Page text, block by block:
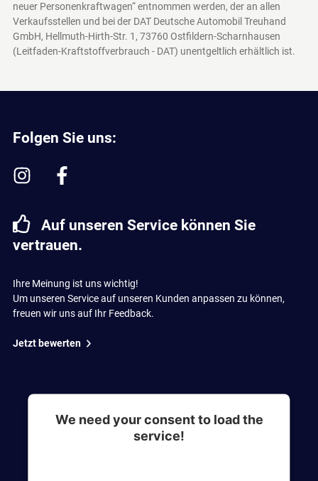
neuer Personenkraftwagen“ entnommen werden, der an allen
Verkaufsstellen und bei der DAT Deutsche Automobil Treuhand
GmbH, Hellmuth-Hirth-Str. 1, 73760 Ostfildern-Scharnhausen
(Leitfaden-Kraftstoffverbrauch - DAT) unentgeltlich erhältlich ist.
Folgen Sie uns:
Auf unseren Service können Sie
vertrauen.
Ihre Meinung ist uns wichtig!
Um unseren Service auf unseren Kunden anpassen zu können,
freuen wir uns auf Ihr Feedback.
Jetzt bewerten
We need your consent to load the
service!